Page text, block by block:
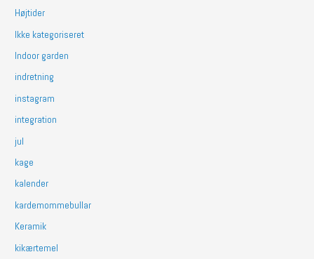
Højtider
Ikke kategoriseret
Indoor garden
indretning
instagram
integration
jul
kage
kalender
kardemommebullar
Keramik
kikærtemel